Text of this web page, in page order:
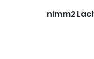
nimm2